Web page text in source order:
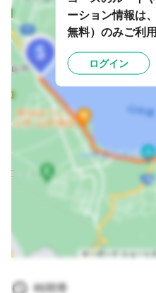
時間帯
ーション情報は
無料）のみご利
ログイン